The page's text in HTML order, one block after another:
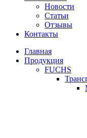
Новости
Статьи
Отзывы
Контакты
Главная
Продукция
FUCHS